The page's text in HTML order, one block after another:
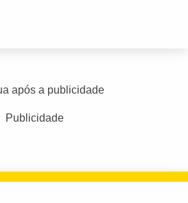
após a publicidade
Publicidade